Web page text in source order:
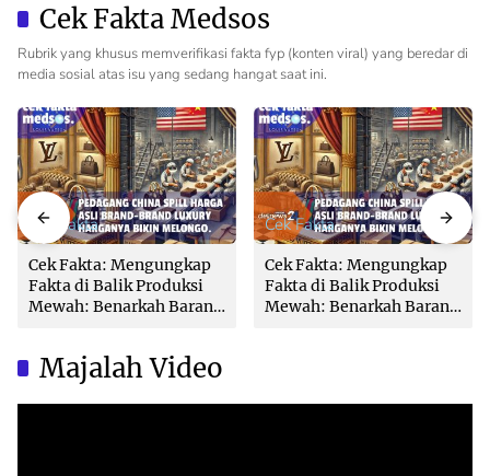
Lambat!
Cek Fakta Medsos
Rubrik yang khusus memverifikasi fakta fyp (konten viral) yang beredar di
media sosial atas isu yang sedang hangat saat ini.
Cek Fakta
Cek Fakta: Mengungkap
Fakta di Balik Produksi
Mewah: Benarkah Barang
Cek Fakta
Cek Fakta: Mengungkap
Fakta di Balik Produksi
Mewah: Benarkah Barang
Majalah Video